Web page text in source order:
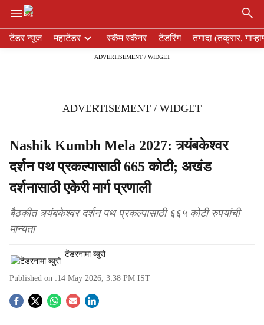
e
टेंडर न्यूज महाटेंडर स्कॅम स्कॅनर टेंडरिंग तगादा (तक्रार,
ADVERTISEMENT / WIDGET
ADVERTISEMENT / WIDGET
Nashik Kumbh Mela 2027: त्र्यंबकेश्वर
दर्शन पथ प्रकल्पासाठी 665 कोटी; अखंड
दर्शनासाठी एकेरी मार्ग प्रणाली
बैठकीत त्र्यंबकेश्वर दर्शन पथ प्रकल्पासाठी ६६५ कोटी रुपयांची
मान्यता
टेंडरनामा ब्युरो
Published on :14 May 2026, 3:38 PM IST
S